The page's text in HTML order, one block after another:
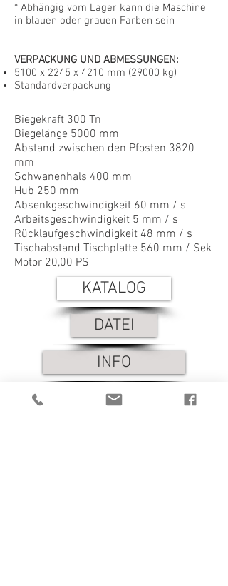
* Abhängig vom Lager kann die Maschine
in blauen oder grauen Farben sein
VERPACKUNG UND ABMESSUNGEN:
5100 x 2245 x 4210 mm (29000 kg)
Standardverpackung
Biegekraft 300 Tn
Biegelänge 5000 mm
Abstand zwischen den Pfosten 3820
mm
Schwanenhals 400 mm
Hub 250 mm
Absenkgeschwindigkeit 60 mm / s
Arbeitsgeschwindigkeit 5 mm / s
Rücklaufgeschwindigkeit 48 mm / s
Tischabstand Tischplatte 560 mm / Sek
Motor 20,00 PS
KATALOG
DATEI
INFO